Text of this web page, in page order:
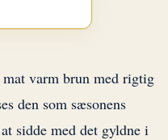
varm brun med rigtig
den som sæsonens
sidde med det gyldne i